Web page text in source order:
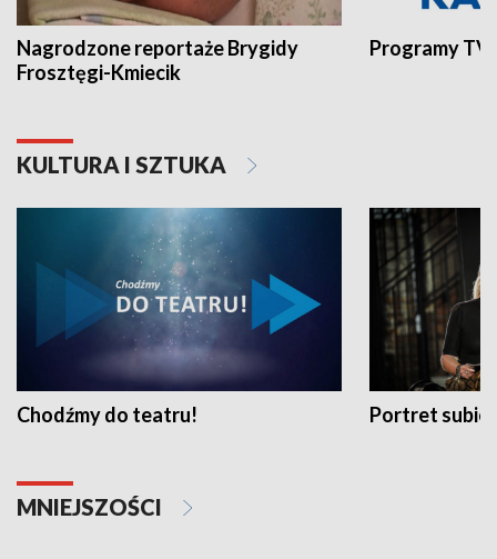
Nagrodzone reportaże Brygidy
Frosztęgi-Kmiecik
Programy
KULTURA I SZTUKA
Chodźmy do teatru! Portret
MNIEJSZOŚCI